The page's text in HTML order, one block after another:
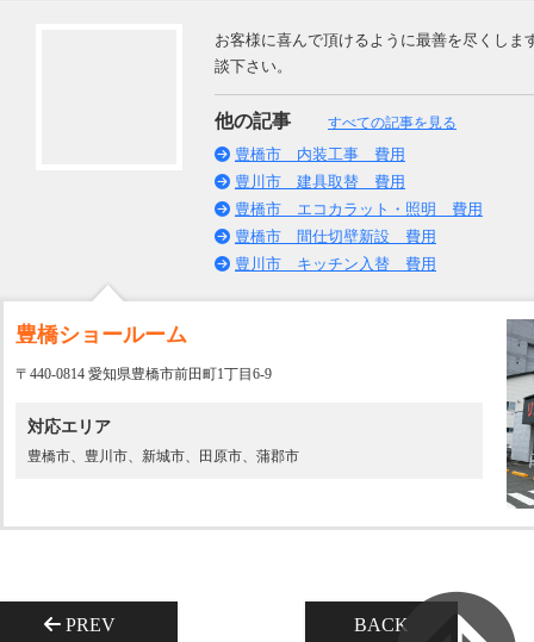
お客様に喜んで頂けるように最善を尽くしま
談下さい。
他の記事 すべての記事を見る
豊橋市 内装工事 費用
豊川市 建具取替 費用
豊橋市 エコカラット・照明 費用
豊橋市 間仕切壁新設 費用
豊川市 キッチン入替 費用
豊橋ショールーム
〒440-0814 愛知県豊橋市前田町1丁目6-9
対応エリア
豊橋市、豊川市、新城市、田原市、蒲郡市
PREV BACK